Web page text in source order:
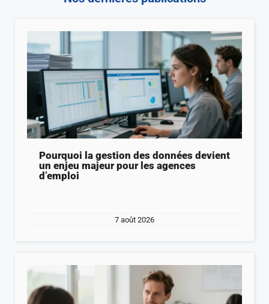
Pourquoi la gestion des données devient
un enjeu majeur pour les agences
d’emploi
7 août 2026